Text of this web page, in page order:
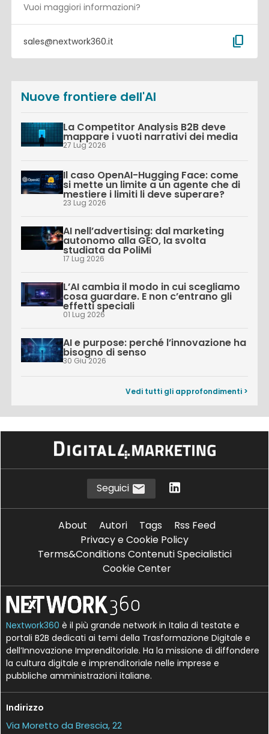
Vuoi maggiori informazioni?
sales@nextwork360.it content_copy
Nuove frontiere dell'AI
La Competitor Analysis B2B deve
mappare i vuoti narrativi dei media
27 Lug 2026
Il caso OpenAI-Hugging Face: come
si mette un limite a un agente che di
mestiere i limiti li deve superare?
23 Lug 2026
AI nell’advertising: dal marketing
autonomo alla GEO, la svolta
studiata da PoliMi
17 Lug 2026
L’AI cambia il modo in cui scegliamo
cosa guardare. E non c’entrano gli
effetti speciali
01 Lug 2026
AI e purpose: perché l’innovazione ha
bisogno di senso
30 Giu 2026
Vedi tutti gli approfondimenti >
Seguici
About Autori Tags
Rss Feed
Privacy e Cookie Policy
Terms&Conditions Contenuti Specialistici
Cookie Center
Nextwork360 è il più grande network in Italia di testate e
portali B2B dedicati ai temi della Trasformazione Digitale e
dell’Innovazione Imprenditoriale. Ha la missione di diffondere
la cultura digitale e imprenditoriale nelle imprese e
pubbliche amministrazioni italiane.
Indirizzo
Via Moretto da Brescia, 22